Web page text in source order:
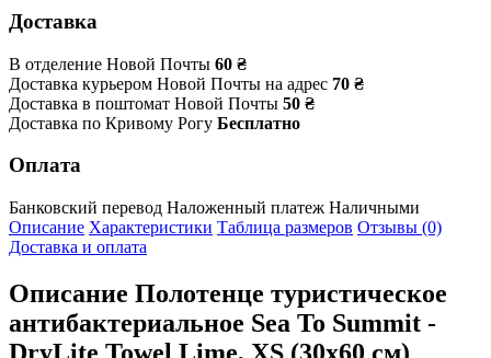
Доставка
В отделение Новой Почты 60 ₴
Доставка курьером Новой Почты на адрес 70 ₴
Доставка в поштомат Новой Почты 50 ₴
Доставка по Кривому Рогу Бесплатно
Оплата
Банковский перевод Наложенный платеж Наличными
Описание Характеристики Таблица размеров Отзывы (0)
Доставка и оплата
Описание Полотенце туристическое
антибактериальное Sea To Summit -